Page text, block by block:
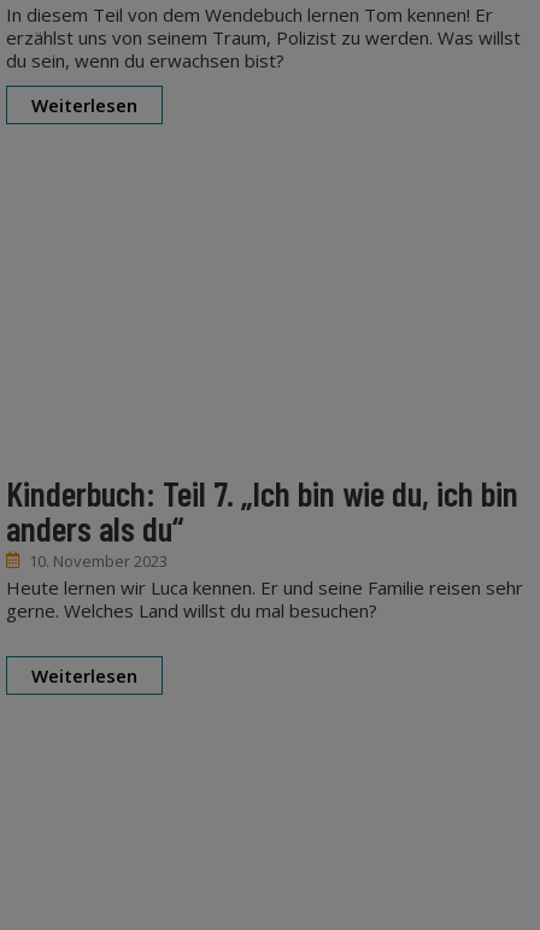
In diesem Teil von dem Wendebuch lernen Tom kennen! Er
erzählst uns von seinem Traum, Polizist zu werden. Was willst
du sein, wenn du erwachsen bist?
Weiterlesen
Kinderbuch: Teil 7. „Ich bin wie du, ich bin
anders als du“
10. November 2023
Heute lernen wir Luca kennen. Er und seine Familie reisen sehr
gerne. Welches Land willst du mal besuchen?
Weiterlesen